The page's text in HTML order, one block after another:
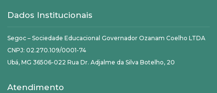
Dados Institucionais
Segoc – Sociedade Educacional Governador Ozanam Coelho LTDA
CNPJ: 02.270.109/0001-74
Ubá, MG 36506-022 Rua Dr. Adjalme da Silva Botelho, 20
Atendimento